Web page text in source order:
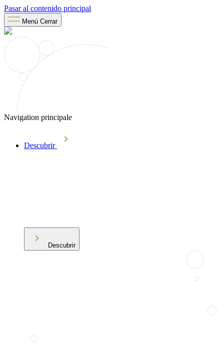
Pasar al contenido principal
Menú Cerrar
Navigation principale
Descubrir
Descubrir